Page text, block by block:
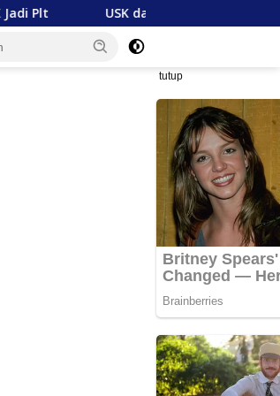
USK dan Mubadala Energy Jajaki Kerja
tutup